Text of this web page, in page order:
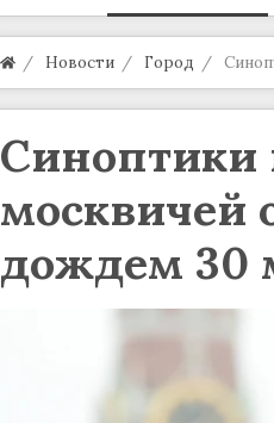
Новости Город
Синоптики
москвичей
дождем 30